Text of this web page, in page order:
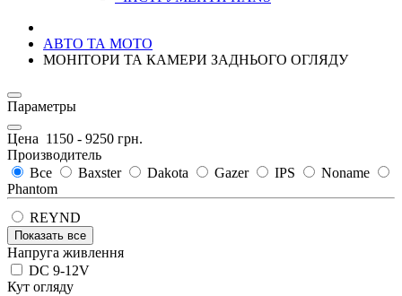
АВТО ТА МОТО
МОНІТОРИ ТА КАМЕРИ ЗАДНЬОГО ОГЛЯДУ
Параметры
Цена 1150 - 9250 грн.
Производитель
Все
Baxster Dakota Gazer IPS
Noname
Phantom
REYND
Показать все
Напруга живлення
DC 9-12V
Кут огляду